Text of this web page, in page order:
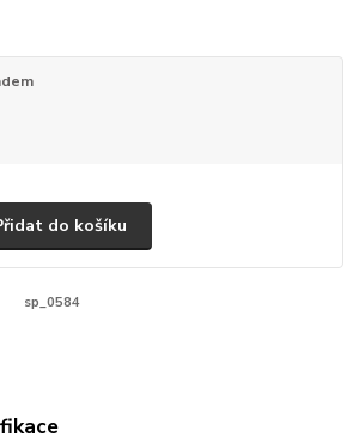
do košíku
sp_0584